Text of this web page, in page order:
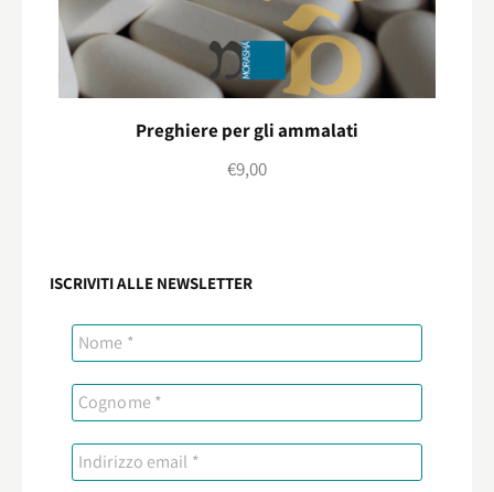
Preghiere per gli ammalati
€9,00
ISCRIVITI ALLE NEWSLETTER